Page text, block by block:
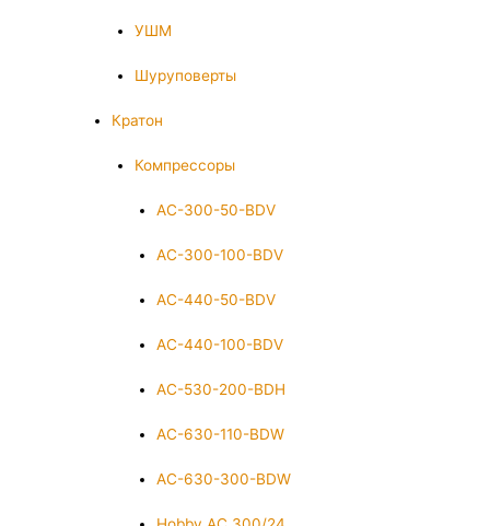
УШМ
Шуруповерты
Кратон
Компрессоры
AC-300-50-BDV
AC-300-100-BDV
AC-440-50-BDV
AC-440-100-BDV
AC-530-200-BDH
AC-630-110-BDW
AC-630-300-BDW